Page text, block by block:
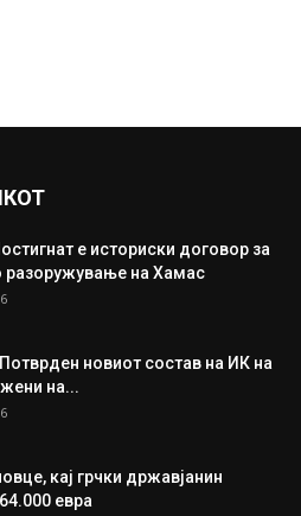
е историски договор за
разоружување на Хамас
новиот состав на ИК на
жени на...
кај грчки државјанин
евра